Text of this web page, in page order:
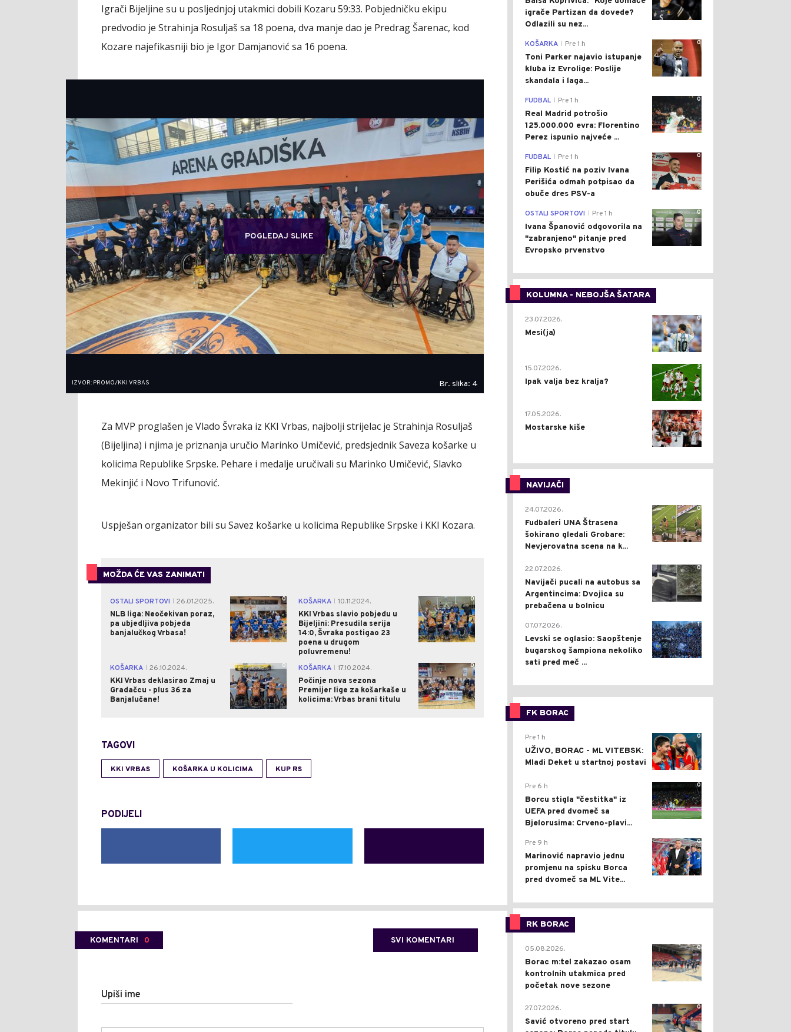
Igrači Bijeljine su u posljednjoj utakmici dobili Kozaru 59:33. Pobjedničku ekipu
predvodio je Strahinja Rosuljaš sa 18 poena, dva manje dao je Predrag Šarenac, kod
Kozare najefikasniji bio je Igor Damjanović sa 16 poena.
POGLEDAJ SLIKE
IZVOR: PROMO/KKI VRBAS Br. slika: 4
Za MVP proglašen je Vlado Švraka iz KKI Vrbas, najbolji strijelac je Strahinja Rosuljaš
(Bijeljina) i njima je priznanja uručio Marinko Umičević, predsjednik Saveza košarke u
kolicima Republike Srpske. Pehare i medalje uručivali su Marinko Umičević, Slavko
Mekinjić i Novo Trifunović.
Uspješan organizator bili su Savez košarke u kolicima Republike Srpske i KKI Kozara.
MOŽDA ĆE VAS ZANIMATI
OSTALI SPORTOVI
26.01.2025.
NLB liga: Neočekivan poraz,
pa ubjedljiva pobjeda
banjalučkog Vrbasa!
0 KOŠARKA
10.11.2024.
KKI Vrbas slavio pobjedu u
Bijeljini: Presudila serija
14:0, Švraka postigao 23
poena u drugom
poluvremenu!
0
KOŠARKA
26.10.2024.
KKI Vrbas deklasirao Zmaj u
Gradačcu - plus 36 za
Banjalučane!
0 KOŠARKA
17.10.2024.
Počinje nova sezona
Premijer lige za košarkaše u
kolicima: Vrbas brani titulu
0
TAGOVI
KKI VRBAS KOŠARKA U KOLICIMA KUP RS
PODIJELI
KOMENTARI 0 SVI KOMENTARI
Upiši ime
igrače Partizan da dovede?
Odlazili su nez...
0
KOŠARKA Pre 1 h
Toni Parker najavio istupanje
kluba iz Evrolige: Poslije
skandala i laga...
0
FUDBAL Pre 1 h
Real Madrid potrošio
125.000.000 evra: Florentino
Perez ispunio najveće ...
0
FUDBAL Pre 1 h
Filip Kostić na poziv Ivana
Perišića odmah potpisao da
obuče dres PSV-a
0
OSTALI SPORTOVI Pre 1 h
Ivana Španović odgovorila na
"zabranjeno" pitanje pred
Evropsko prvenstvo
KOLUMNA - NEBOJŠA ŠATARA
0
23.07.2026.
Mesi(ja)
2
15.07.2026.
Ipak valja bez kralja?
0
17.05.2026.
Mostarske kiše
NAVIJAČI
0
24.07.2026.
Fudbaleri UNA Štrasena
šokirano gledali Grobare:
Nevjerovatna scena na k...
0
22.07.2026.
Navijači pucali na autobus sa
Argentincima: Dvojica su
prebačena u bolnicu
1
07.07.2026.
Levski se oglasio: Saopštenje
bugarskog šampiona nekoliko
sati pred meč ...
FK BORAC
0
Pre 1 h
UŽIVO, BORAC - ML VITEBSK:
Mladi Deket u startnoj postavi
0
Pre 6 h
Borcu stigla "čestitka" iz
UEFA pred dvomeč sa
Bjelorusima: Crveno-plavi...
0
Pre 9 h
Marinović napravio jednu
promjenu na spisku Borca
pred dvomeč sa ML Vite...
RK BORAC
0
05.08.2026.
Borac m:tel zakazao osam
kontrolnih utakmica pred
početak nove sezone
0
27.07.2026.
Savić otvoreno pred start